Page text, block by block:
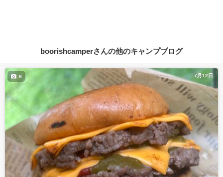
boorishcamperさんの他のキャンプブログ
7月12日
9